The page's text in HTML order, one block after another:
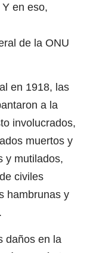
en eso,
de la ONU
en 1918, las
a la
involucrados,
muertos y
y mutilados,
civiles
hambrunas y
daños en la